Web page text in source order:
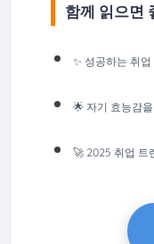
함께 읽으면
✨ 성공하는 취
🌟 자기 효능감
🚀 2025 취업 트